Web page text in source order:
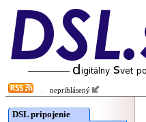
neprihlásený
DSL pripojenie